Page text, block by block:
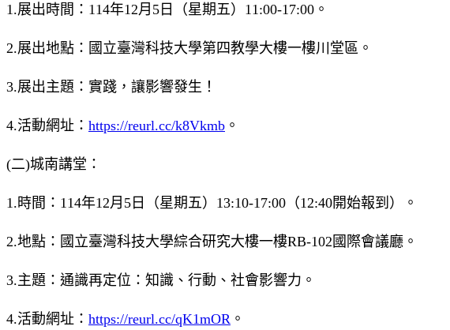
1.展出時間：114年12月5日（星期五）11:00-17:00。
2.展出地點：國立臺灣科技大學第四教學大樓一樓川堂區。
3.展出主題：實踐，讓影響發生！
4.活動網址： https://reurl.cc/k8Vkmb 。
(二)城南講堂：
1.時間：114年12月5日（星期五）13:10-17:00（12:40開始報到）。
2.地點：國立臺灣科技大學綜合研究大樓一樓RB-102國際會議廳。
3.主題：通識再定位：知識、行動、社會影響力。
4.活動網址： https://reurl.cc/qK1mOR 。